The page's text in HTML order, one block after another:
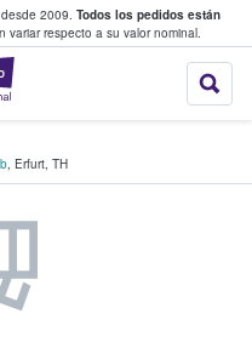
2009. Todos los pedidos están
variar respecto a su valor nominal.
StubHub:
fans
, Erfurt, TH